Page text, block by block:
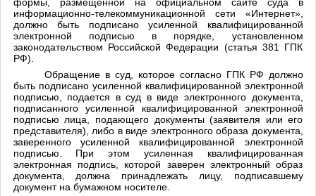
информационно-телекоммуникационной сети «Интернет»,
должно быть подписано усиленной квалифицированной
электронной подписью в порядке, установленном
законодательством Российской Федерации (статья 381 ГПК
РФ).
Обращение в суд, которое согласно ГПК РФ должно
быть подписано усиленной квалифицированной электронной
подписью, подается в суд в виде электронного документа,
подписанного усиленной квалифицированной электронной
подписью лица, подающего документы (заявителя или его
представителя), либо в виде электронного образа документа,
заверенного усиленной квалифицированной электронной
подписью. При этом усиленная квалифицированная
электронная подпись, которой заверен электронный образ
документа, должна принадлежать лицу, подписавшему
документ на бумажном носителе.